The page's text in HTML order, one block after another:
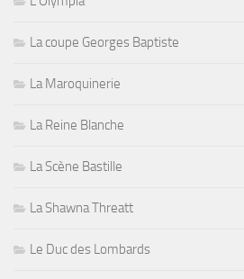
La coupe Georges Baptiste
La Maroquinerie
La Reine Blanche
La Scène Bastille
La Shawna Threatt
Le Duc des Lombards